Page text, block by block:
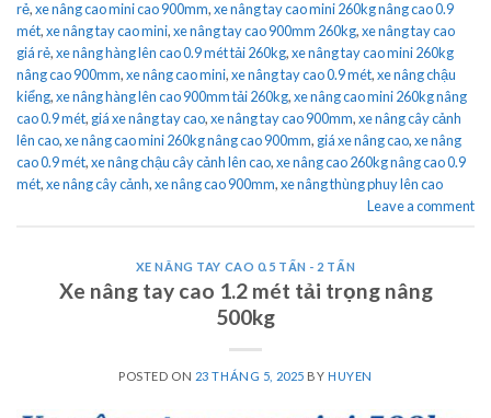
rẻ,xe nâng cao mini cao 900mm,xe nâng tay cao mini 260kg nâng cao 0.9
mét,xe nâng tay cao mini,xe nâng tay cao 900mm 260kg,xe nâng tay cao
giá rẻ,xe nâng hàng lên cao 0.9 mét tải 260kg,xe nâng tay cao mini 260kg
nâng cao 900mm,xe nâng cao mini,xe nâng tay cao 0.9 mét,xe nâng chậu
kiểng,xe nâng hàng lên cao 900mm tải 260kg,xe nâng cao mini 260kg nâng
cao 0.9 mét, giá xe nâng tay cao,xe nâng tay cao 900mm,xe nâng cây cảnh
lên cao,xe nâng cao mini 260kg nâng cao 900mm, giá xe nâng cao,xe nâng
cao 0.9 mét,xe nâng chậu cây cảnh lên cao,xe nâng cao 260kg nâng cao 0.9
mét,xe nâng cây cảnh,xe nâng cao 900mm,xe nâng thùng phuy lên cao
Leave a comment
XE NÂNG TAY CAO 0.5 TẤN - 2 TẤN
Xe nâng tay cao 1.2 mét tải trọng nâng
500kg
POSTED ON 23 THÁNG 5, 2025 BY HUYEN